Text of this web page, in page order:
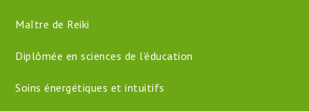
Maître de Reiki
Diplômée en sciences de l’éducation
Soins énergétiques et intuitifs